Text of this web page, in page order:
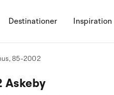
Destinationer Inspiration
85-2002
Askeby